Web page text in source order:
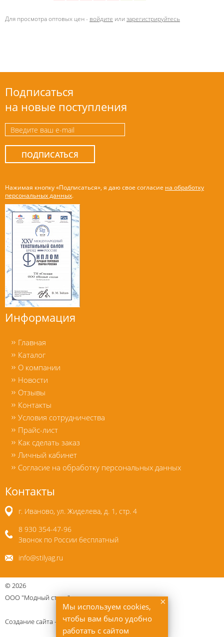
×
Мы используем cookies,
чтобы вам было удобно
работать с сайтом
Для просмотра оптовых цен - войдите или зарегистрируйтесь
Подписаться
на новые поступления
ПОДПИСАТЬСЯ
Нажимая кнопку «Подписаться», я даю свое согласие на обработку
персональных данных.
Информация
Главная
Каталог
О компании
Новости
Отзывы
Контакты
Условия сотрудничества
Прайс-лист
Как сделать заказ
Личный кабинет
Согласие на обработку персональных данных
Контакты
г. Иваново, ул. Жиделева, д. 1, стр. 4
8 930 354-47-96
Звонок по России бесплатный
info@stilyag.ru
©2026
ООО "Модный стиль"
Создание сайта — Uberweb.ru